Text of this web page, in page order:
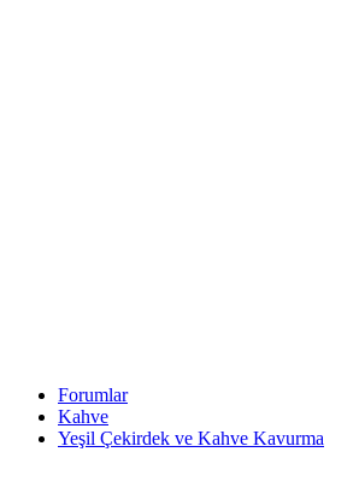
Forumlar
Kahve
Yeşil Çekirdek ve Kahve Kavurma